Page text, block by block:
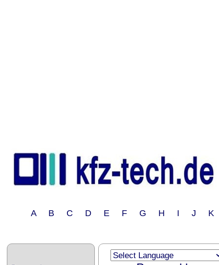
A B C D E F G H I J